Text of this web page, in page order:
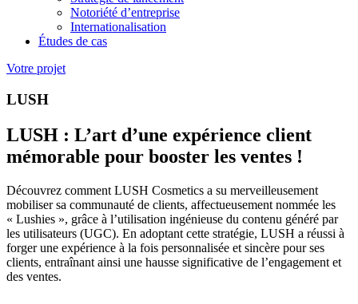
Notoriété d’entreprise
Internationalisation
Études de cas
Votre projet
LUSH
LUSH : L’art d’une expérience client
mémorable pour booster les ventes !
Découvrez comment LUSH Cosmetics a su merveilleusement
mobiliser sa communauté de clients, affectueusement nommée les
« Lushies », grâce à l’utilisation ingénieuse du contenu généré par
les utilisateurs (UGC). En adoptant cette stratégie, LUSH a réussi à
forger une expérience à la fois personnalisée et sincère pour ses
clients, entraînant ainsi une hausse significative de l’engagement et
des ventes.